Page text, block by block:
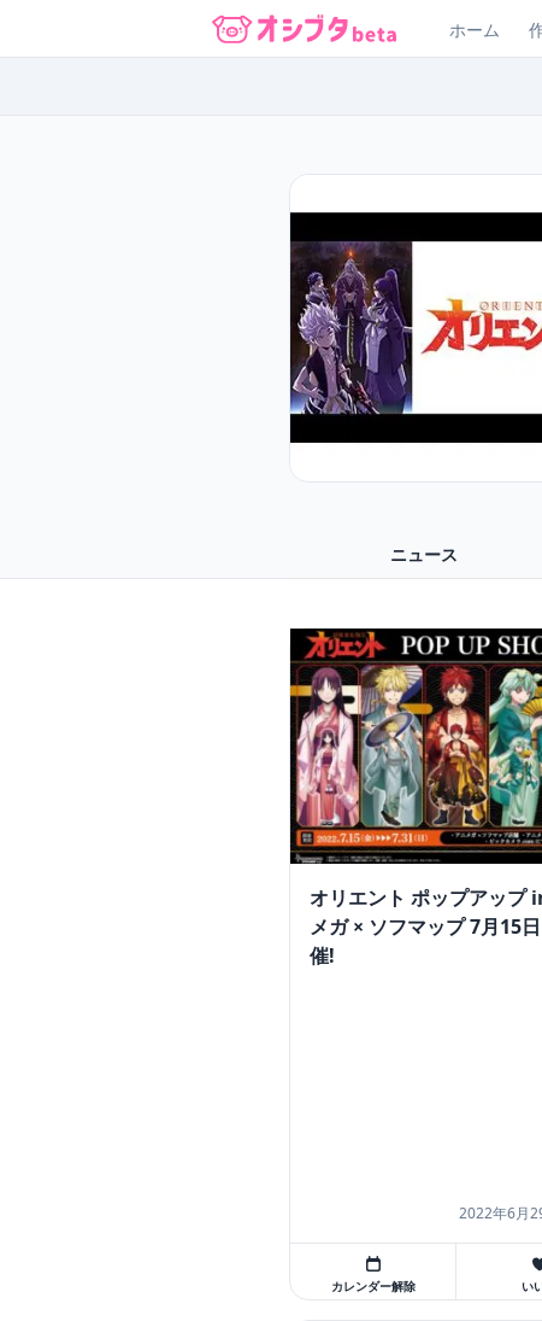
オシブタ Oshibuta
ホーム
ニュース
オリエント ポップアップ
メガ × ソフマップ 7月15
催!
2022年6月
カレンダー解除 い